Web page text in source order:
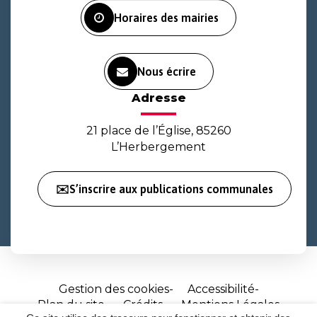
Horaires des mairies
Nous écrire
Adresse
21 place de l’Église, 85260
L’Herbergement
✉️S’inscrire aux publications communales
Gestion des cookies
Accessibilité
Plan du site
Crédits Mentions Légales